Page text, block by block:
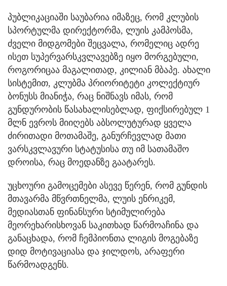
პუბლიკაციაში საუბარია იმაზეც, რომ კლუბის
სპორტულმა დირექტორმა, ლუის კამპოსმა,
ძველი მიდგომები შეცვალა, რომელიც ადრე
ისეთ სუპერვარსკვლავებზე იყო მორგებული,
როგორიცაა მაგალითად, კილიან მბაპე. ახალი
სისტემით, კლუბმა პრიორიტეტი კოლექტიურ
ბონუსს მიანიჭა, რაც ნიშნავს იმას, რომ
გუნდურობის წასახალისებლად, ფიქსირებულ 1
მლნ ევროს მიიღებს აბსოლუტურად ყველა
ძირითადი მოთამაშე, განურჩევლად მათი
ვარსკვლავური სტატუსისა თუ იმ სათამაშო
დროისა, რაც მოედანზე გაატარეს.
უცხოური გამოცემები ასევე წერენ, რომ გუნდის
მთავარმა მწვრთნელმა, ლუის ენრიკემ,
მედიასთან ფინანსური სტიმულირება
მეორეხარისხოვან საკითხად წარმოაჩინა და
განაცხადა, რომ ჩემპიონთა ლიგის მოგებაზე
დიდ მოტივაციასა და ჯილდოს, არაფერი
წარმოადგენს.